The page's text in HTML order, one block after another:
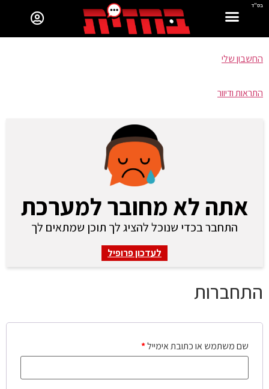
בס"ד
החשבון שלי
התראות ודיוור
אתה לא מחובר למערכת
התחבר בכדי שנוכל להציג לך תוכן שמתאים לך
לעדכון פרופיל
התחברות
שם משתמש או כתובת אימייל*